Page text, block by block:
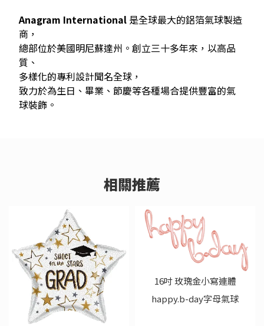
Anagram International 是全球最大的鋁箔氣球製造
商，
總部位於美國明尼蘇達州。創立三十多年來，以高品
質、
多樣化的專利設計聞名全球，
致力於為生日、畢業、節慶等各種場合提供豐富的氣
球裝飾。
16吋 玫瑰金小寫連體
happy.b-day字母氣球